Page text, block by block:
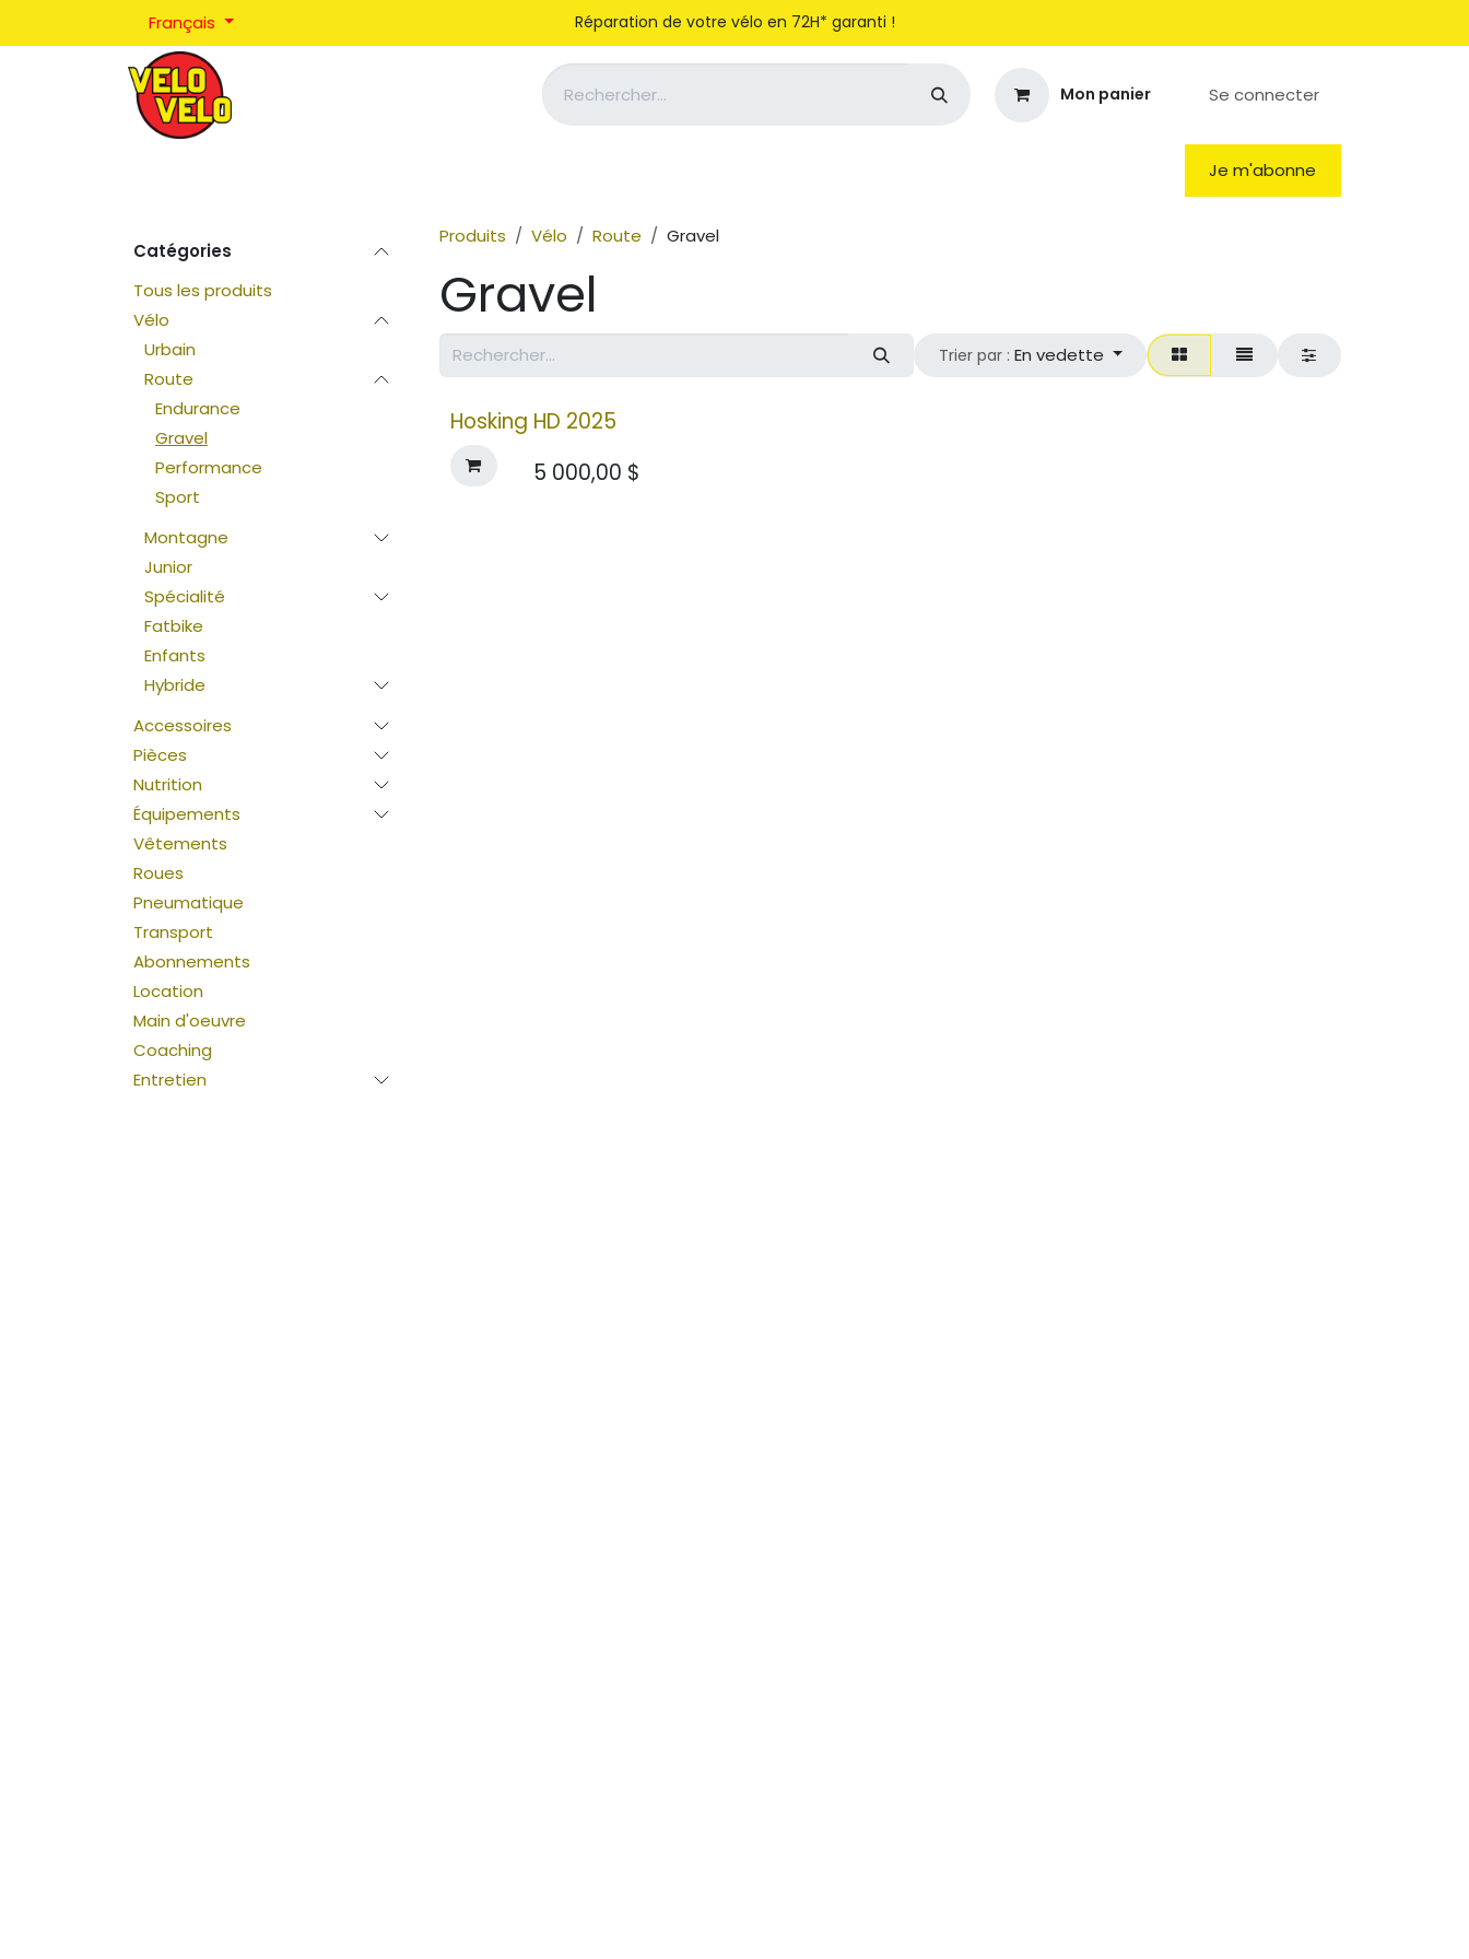
Français Réparation de votre vélo en 72H* garanti !
Mon panier Se connecter
Je m'abonne
Catégories
Tous les produits
Vélo
Urbain
Route
Endurance
Gravel
Performance
Sport
Montagne
Junior
Spécialité
Fatbike
Enfants
Hybride
Accessoires
Pièces
Nutrition
Équipements
Vêtements
Roues
Pneumatique
Transport
Abonnements
Location
Main d'oeuvre
Coaching
Entretien
Produits Vélo Route Gravel
Gravel
Trier par : En vedette
Hosking HD 2025
5 000,00 $